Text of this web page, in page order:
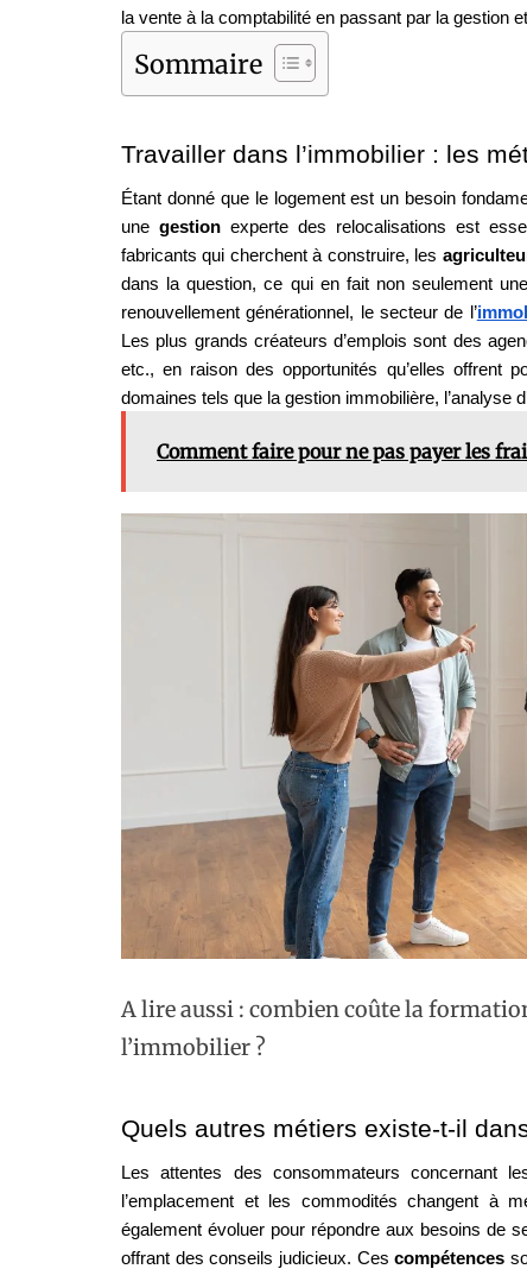
la vente à la comptabilité en passant par la gestion
Sommaire
Travailler dans l’immobilier : les
Étant donné que le logement est un besoin
une gestion experte des relocalisations est
fabricants qui cherchent à construire, les
dans la question, ce qui en fait non seulement
renouvellement générationnel, le secteur de l’
Les plus grands créateurs d’emplois sont des
etc., en raison des opportunités qu’elles offrent
domaines tels que la gestion immobilière, l’analyse
Comment faire pour ne pas payer les
A lire aussi : combien coûte la
l’immobilier ?
Quels autres métiers existe-t-il
Les attentes des consommateurs concernant
l’emplacement et les commodités changent à
également évoluer pour répondre aux besoins de
offrant des conseils judicieux. Ces compétences